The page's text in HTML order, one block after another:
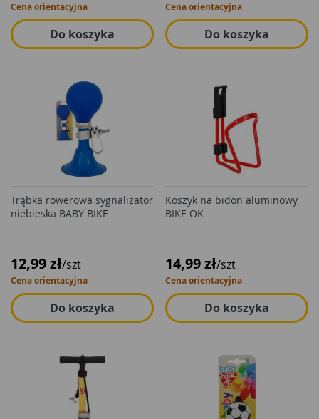
Cena orientacyjna
Do koszyka
Cena orientacyjna
Do koszyka
Trąbka rowerowa sygnalizator
niebieska BABY BIKE
12,99 zł/szt
Cena orientacyjna
Do koszyka
Koszyk na bidon aluminowy
BIKE OK
14,99 zł/szt
Cena orientacyjna
Do koszyka